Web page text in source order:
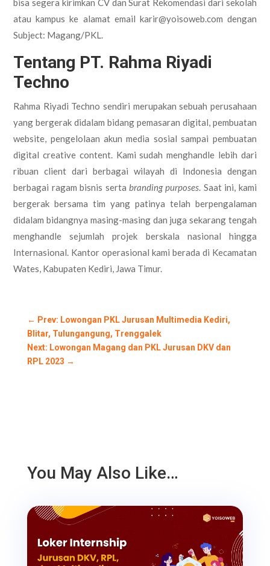
bisa segera kirimkan CV dan Surat Rekomendasi dari sekolah
atau kampus ke alamat email karir@yoisoweb.com dengan
Subject: Magang/PKL.
Tentang PT. Rahma Riyadi
Techno
Rahma Riyadi Techno sendiri merupakan sebuah perusahaan
yang bergerak didalam bidang pemasaran digital, pembuatan
website, pengelolaan akun media sosial sampai pembuatan
digital creative content. Kami sudah menghandle lebih dari
ribuan client dari berbagai wilayah di Indonesia dengan
berbagai ragam bisnis serta branding purposes. Saat ini, kami
bergerak bersama tim yang patinya telah berpengalaman
didalam bidangnya masing-masing dan juga sekarang tengah
menghandle sejumlah projek berskala nasional hingga
Internasional. Kantor operasional kami berada di Kecamatan
Wates, Kabupaten Kediri, Jawa Timur.
← Prev: Lowongan PKL Jurusan Multimedia Kediri,
Blitar, Tulungangung, Trenggalek
Next: Lowongan Magang dan PKL Jurusan DKV dan
RPL 2023 →
You May Also Like…